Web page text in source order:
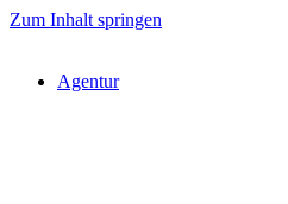
Zum Inhalt springen
Agentur